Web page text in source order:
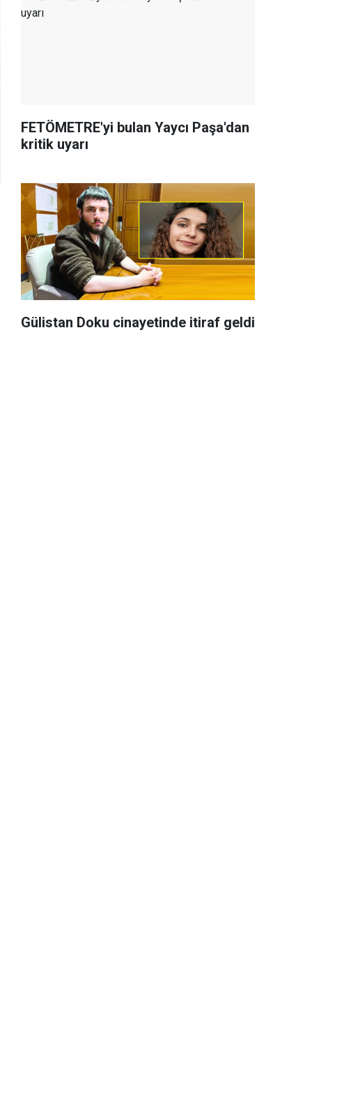
FETÖMETRE'yi bulan Yaycı Paşa'dan
kritik uyarı
Gülistan Doku cinayetinde itiraf geldi